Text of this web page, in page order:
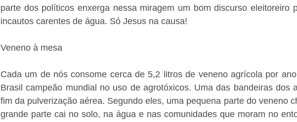
parte dos políticos enxerga nessa miragem um bom discurso eleitoreiro
incautos carentes de água. Só Jesus na causa!
Veneno à mesa
Cada um de nós consome cerca de 5,2 litros de veneno agrícola por
Brasil campeão mundial no uso de agrotóxicos. Uma das bandeiras dos
fim da pulverização aérea. Segundo eles, uma pequena parte do veneno
grande parte cai no solo, na água e nas comunidades que moram no